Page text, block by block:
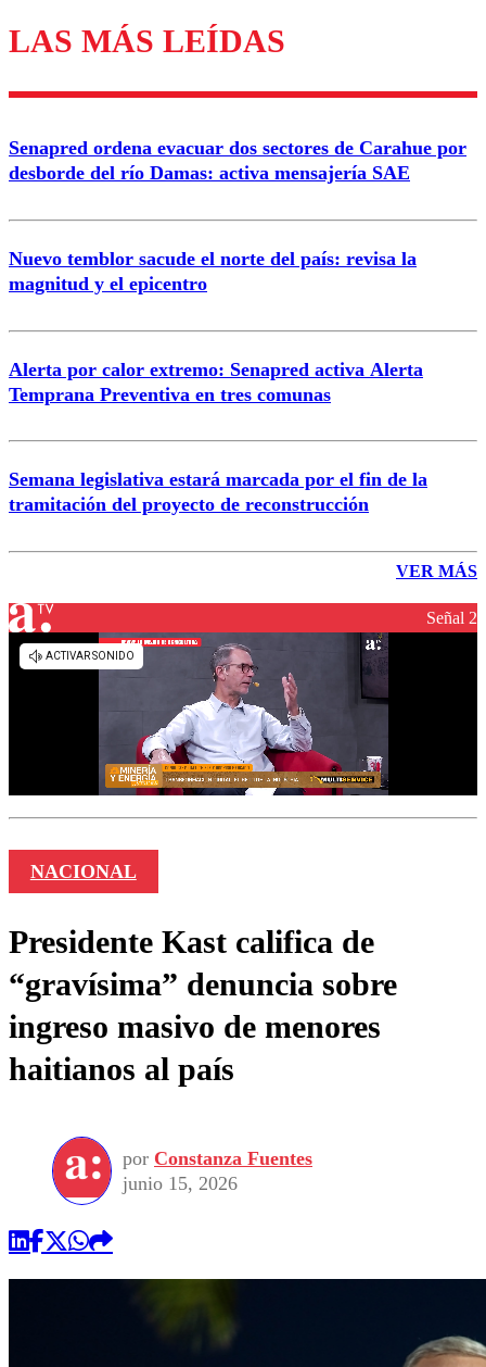
Enviar comentario
LAS MÁS LEÍDAS
Senapred ordena evacuar dos sectores de Carahue por
desborde del río Damas: activa mensajería SAE
Nuevo temblor sacude el norte del país: revisa la
magnitud y el epicentro
Alerta por calor extremo: Senapred activa Alerta
Temprana Preventiva en tres comunas
Semana legislativa estará marcada por el fin de la
tramitación del proyecto de reconstrucción
VER MÁS
Señal 2
NACIONAL
Presidente Kast califica de
“gravísima” denuncia sobre
ingreso masivo de menores
haitianos al país
por Constanza Fuentes
junio 15, 2026